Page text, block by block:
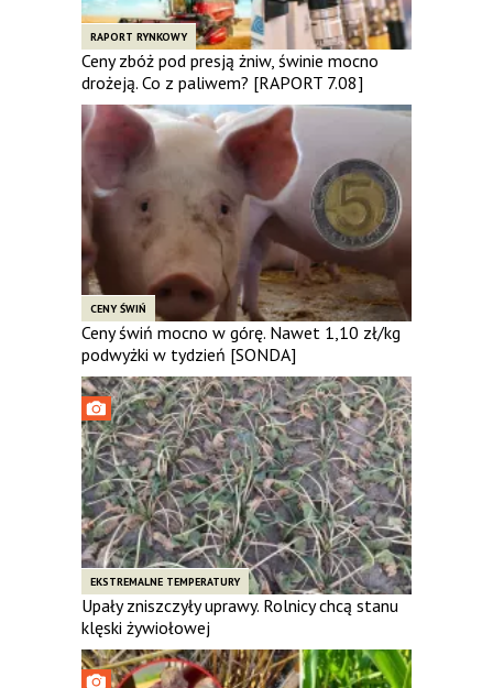
RAPORT RYNKOWY
Ceny zbóż pod presją żniw, świnie mocno
drożeją. Co z paliwem? [RAPORT 7.08]
CENY ŚWIŃ
Ceny świń mocno w górę. Nawet 1,10 zł/kg
podwyżki w tydzień [SONDA]
EKSTREMALNE TEMPERATURY
Upały zniszczyły uprawy. Rolnicy chcą stanu
klęski żywiołowej